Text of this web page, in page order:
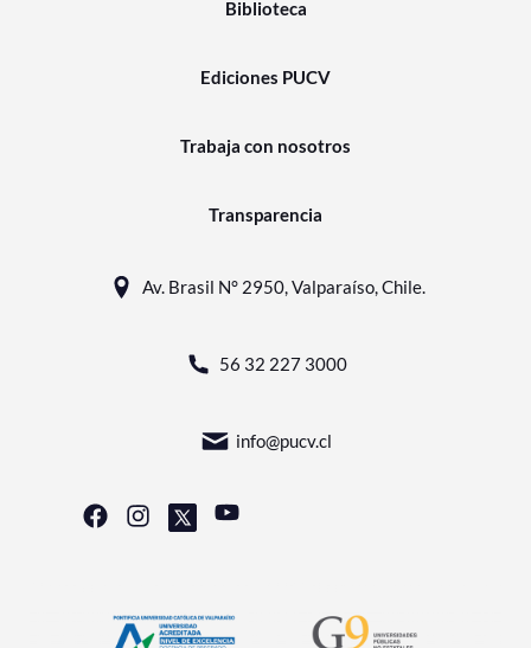
Biblioteca
Ediciones PUCV
Trabaja con nosotros
Transparencia
Av. Brasil N° 2950, Valparaíso, Chile.
56 32 227 3000
info@pucv.cl